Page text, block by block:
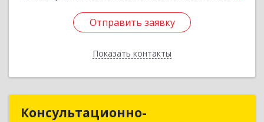
Отправить заявку
Показать контакты
Отправить заявку
Назад
Консультационно-Консультационно-